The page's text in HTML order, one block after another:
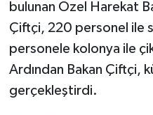
bulunan Özel Harekat
Çiftçi, 220 personel ile
personele kolonya ile
Ardından Bakan Çiftçi,
gerçekleştirdi.
İNSAN
İş Dünyası
Jandarma